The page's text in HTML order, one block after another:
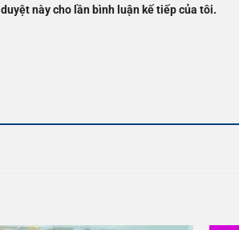
này cho lần bình luận kế tiếp của tôi.